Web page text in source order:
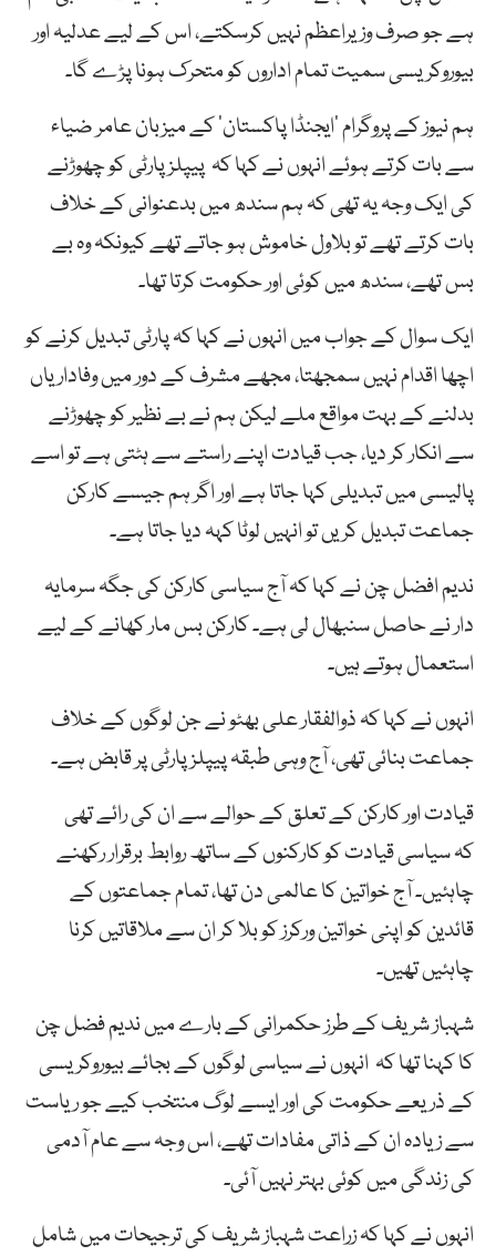
ہے جو صرف وزیراعظم نہیں کرسکتے، اس کے لیے عدلیہ اور
بیوروکریسی سمیت تمام اداروں کو متحرک ہونا پڑے گا۔
ہم نیوز کے پروگرام ’ایجنڈا پاکستان‘ کے میزبان عامر ضیاء
سے بات کرتے ہوئے انہوں نے کہا کہ پیپلزپارٹی کو چھوڑنے
کی ایک وجہ یہ تھی کہ ہم سندھ میں بدعنوانی کے خلاف
بات کرتے تھے تو بلاول خاموش ہو جاتے تھے کیونکہ وہ بے
بس تھے، سندھ میں کوئی اور حکومت کرتا تھا۔
ایک سوال کے جواب میں انہوں نے کہا کہ پارٹی تبدیل کرنے کو
اچھا اقدام نہیں سمجھتا، مجھے مشرف کے دور میں وفاداریاں
بدلنے کے بہت مواقع ملے لیکن ہم نے بے نظیر کو چھوڑنے
سے انکار کر دیا، جب قیادت اپنے راستے سے ہٹتی ہے تو اسے
پالیسی میں تبدیلی کہا جاتا ہے اور اگر ہم جیسے کارکن
جماعت تبدیل کریں تو انہیں لوٹا کہہ دیا جاتا ہے۔
ندیم افضل چن نے کہا کہ آج سیاسی کارکن کی جگہ سرمایہ
دار نے حاصل سنبھال لی ہے۔ کارکن بس مار کھانے کے لیے
استعمال ہوتے ہیں۔
انہوں نے کہا کہ ذوالفقار علی بھٹو نے جن لوگوں کے خلاف
جماعت بنائی تھی، آج وہی طبقہ پیپلزپارٹی پر قابض ہے۔
قیادت اور کارکن کے تعلق کے حوالے سے ان کی رائے تھی
کہ سیاسی قیادت کو کارکنوں کے ساتھ روابط برقرار رکھنے
چاہئیں۔ آج خواتین کا عالمی دن تھا، تمام جماعتوں کے
قائدین کو اپنی خواتین ورکرز کو بلا کر ان سے ملاقاتیں کرنا
چاہئیں تھیں۔
شہباز شریف کے طرز حکمرانی کے بارے میں ندیم فضل چن
کا کہنا تھا کہ انہوں نے سیاسی لوگوں کے بجائے بیوروکریسی
کے ذریعے حکومت کی اور ایسے لوگ منتخب کیے جو ریاست
سے زیادہ ان کے ذاتی مفادات تھے، اس وجہ سے عام آدمی
کی زندگی میں کوئی بہتر نہیں آئی۔
انہوں نے کہا کہ زراعت شہباز شریف کی ترجیحات میں شامل